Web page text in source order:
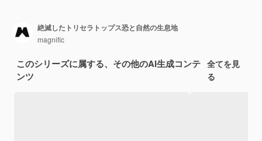
絶滅したトリセラトップス恐と自然の生息地
magnific
このシリーズに属する、その他のAI生成コンテ
ンツ
全てを見
る